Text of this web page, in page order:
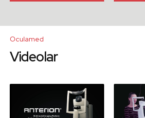
Oculamed
Videolar